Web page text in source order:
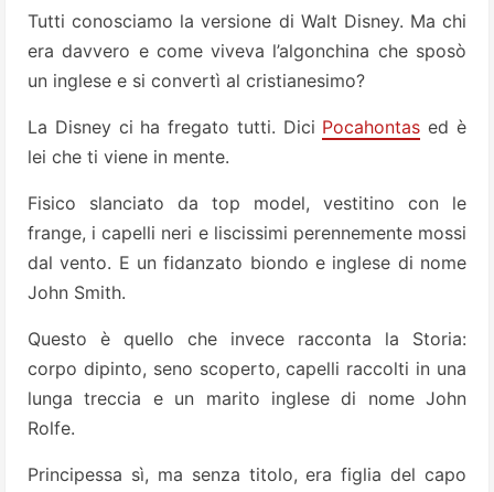
Tutti conosciamo la versione di Walt Disney. Ma chi
era davvero e come viveva l’algonchina che sposò
un inglese e si convertì al cristianesimo?
La Disney ci ha fregato tutti. Dici Pocahontas ed è
lei che ti viene in mente.
Fisico slanciato da top model, vestitino con le
frange, i capelli neri e liscissimi perennemente mossi
dal vento. E un fidanzato biondo e inglese di nome
John Smith.
Questo è quello che invece racconta la Storia:
corpo dipinto, seno scoperto, capelli raccolti in una
lunga treccia e un marito inglese di nome John
Rolfe.
Principessa sì, ma senza titolo, era figlia del capo